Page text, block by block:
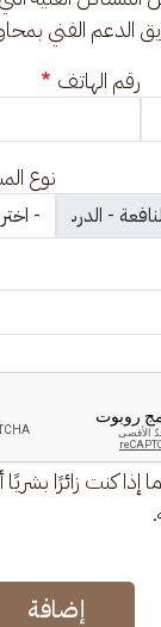
الدعم الفني
رقم الهاتف
نوع
إذا كنت زائرًا
إضافة